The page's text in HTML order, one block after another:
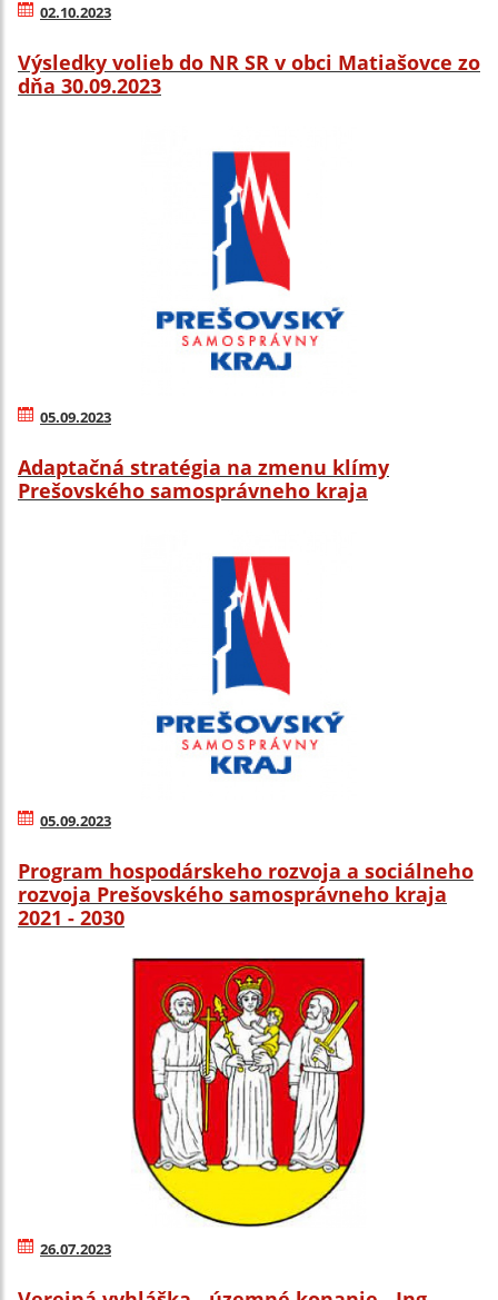
02.10.2023
Výsledky volieb do NR SR v obci Matiašovce zo
dňa 30.09.2023
05.09.2023
Adaptačná stratégia na zmenu klímy
Prešovského samosprávneho kraja
05.09.2023
Program hospodárskeho rozvoja a sociálneho
rozvoja Prešovského samosprávneho kraja
2021 - 2030
26.07.2023